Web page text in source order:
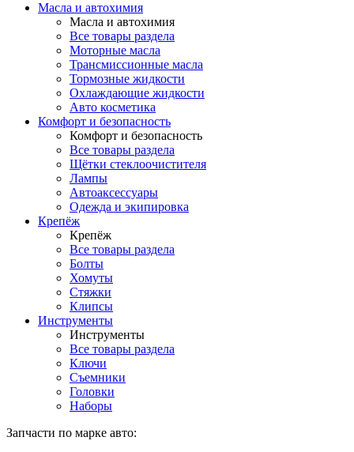
Масла и автохимия
Масла и автохимия
Все товары раздела
Моторные масла
Трансмиссионные масла
Тормозные жидкости
Охлаждающие жидкости
Авто косметика
Комфорт и безопасность
Комфорт и безопасность
Все товары раздела
Щётки стеклоочистителя
Лампы
Автоаксессуары
Одежда и экипировка
Крепёж
Крепёж
Все товары раздела
Болты
Хомуты
Стяжки
Клипсы
Инструменты
Инструменты
Все товары раздела
Ключи
Съемники
Головки
Наборы
Запчасти по марке авто: